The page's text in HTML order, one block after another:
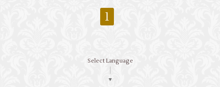
1
Select Language
▼